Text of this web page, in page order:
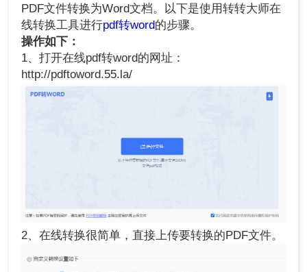
PDF文件转换为Word文档。以下是使用转转大师在
线转换工具进行pdf转word的步骤。
操作如下：
1、打开在线pdf转word的网址：
http://pdftoword.55.la/
2、在线转换很简单，直接上传要转换的PDF文件。